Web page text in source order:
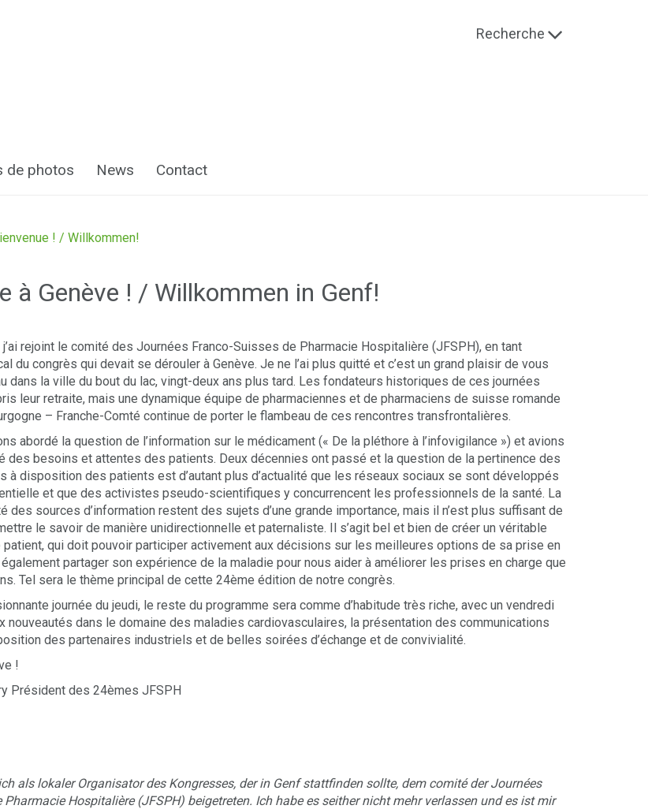
Recherche
de photos News Contact
! / Willkommen!
à Genève ! / Willkommen in Genf!
j’ai rejoint le comité des Journées Franco-Suisses de Pharmacie Hospitalière (JFSPH), en tant
du congrès qui devait se dérouler à Genève. Je ne l’ai plus quitté et c’est un grand plaisir de vous
dans la ville du bout du lac, vingt-deux ans plus tard. Les fondateurs historiques de ces journées
leur retraite, mais une dynamique équipe de pharmaciennes et de pharmaciens de suisse romande
– Franche-Comté continue de porter le flambeau de ces rencontres transfrontalières.
abordé la question de l’information sur le médicament (« De la pléthore à l’infovigilance ») et avions
des besoins et attentes des patients. Deux décennies ont passé et la question de la pertinence des
à disposition des patients est d’autant plus d’actualité que les réseaux sociaux se sont développés
et que des activistes pseudo-scientifiques y concurrencent les professionnels de la santé. La
des sources d’information restent des sujets d’une grande importance, mais il n’est plus suffisant de
le savoir de manière unidirectionnelle et paternaliste. Il s’agit bel et bien de créer un véritable
patient, qui doit pouvoir participer activement aux décisions sur les meilleures options de sa prise en
partager son expérience de la maladie pour nous aider à améliorer les prises en charge que
Tel sera le thème principal de cette 24ème édition de notre congrès.
journée du jeudi, le reste du programme sera comme d’habitude très riche, avec un vendredi
nouveautés dans le domaine des maladies cardiovasculaires, la présentation des communications
des partenaires industriels et de belles soirées d’échange et de convivialité.
!
Président des 24èmes JFSPH
als lokaler Organisator des Kongresses, der in Genf stattfinden sollte, dem comité der Journées
Pharmacie Hospitalière (JFSPH) beigetreten. Ich habe es seither nicht mehr verlassen und es ist mir